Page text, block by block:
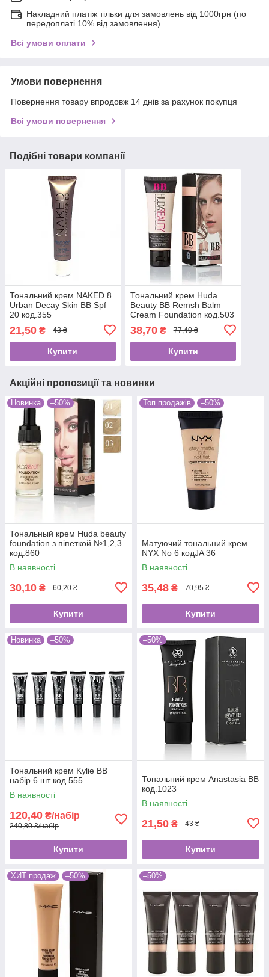
Накладний платіж тільки для замовлень від 1000грн (по
передоплаті 10% від замовлення)
Всі умови оплати
Умови повернення
Повернення товару впродовж 14 днів за рахунок покупця
Всі умови повернення
Подібні товари компанії
Тональний крем NAKED 8
Urban Decay Skin BB Spf
20 код.355
21,50 ₴ 43 ₴
Купити
Тональний крем Huda
Beauty ВВ Remsh Balm
Cream Foundation код.503
38,70₴ 77,40 ₴
Купити
Акційні пропозиції та новинки
Новинка –50%
Тональный крем Huda beauty
foundation з піпеткой №1,2,3
код.860
В наявності
30,10 ₴ 60,20 ₴
Купити
Топ продажів –50%
Матуючий тональний крем
NYX No 6 кодJA 36
В наявності
35,48 ₴ 70,95 ₴
Купити
Новинка –50%
Тональний крем Kylie BB
набір 6 шт код.555
В наявності
120,40 ₴/набір
240,80 ₴/набір
Купити
–50%
Тональний крем Anastasia BB
код.1023
В наявності
21,50 ₴ 43 ₴
Купити
ХИТ продаж –50% –50%